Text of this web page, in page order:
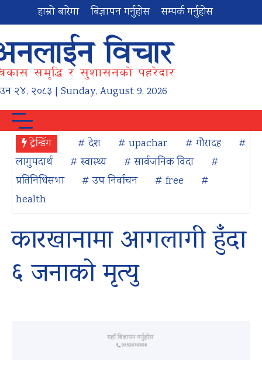
हाम्रो बारेमा बिज्ञापन गर्नुहोस सम्पर्क गर्नुहोस
२४, २०८३ | Sunday, August 9, 2026
ट्रेन्डिंग # देश # upachar # गौरादह
#
लागुपदार्थ
# स्वास्थ्य # सार्वजनिक विदा
#
प्रतिनिधिसभा
# उप निर्वाचन # free
#
health
कारखानामा आगलागी हुँदा
६ जनाको मृत्यु